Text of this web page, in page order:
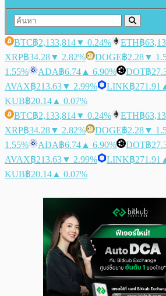
BTC฿2,133,814▼ 0.24% ETH฿
XRP฿34.28▼ 2.82% DOGE฿2.28▼
1.55%
ADA฿6.74 ▲ 6.90% DOT฿
AVAX฿213.63▼ 2.99% LINK฿271.91
KUB฿20.14 ▲ 0.07%
BTC฿2,133,814▼ 0.24% ETH฿
XRP฿34.28▼ 2.82% DOGE฿2.28▼
1.55%
ADA฿6.74 ▲ 6.90% DOT฿
AVAX฿213.63▼ 2.99% LINK฿271.91
KUB฿20.14 ▲ 0.07%